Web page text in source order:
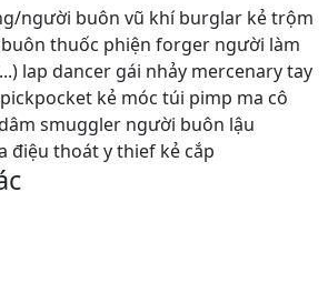
người buôn vũ khí burglar kẻ trộm
thuốc phiện forger người làm
lap dancer gái nhảy mercenary tay
kẻ móc túi pimp ma cô
smuggler người buôn lậu
điệu thoát y thief kẻ cắp